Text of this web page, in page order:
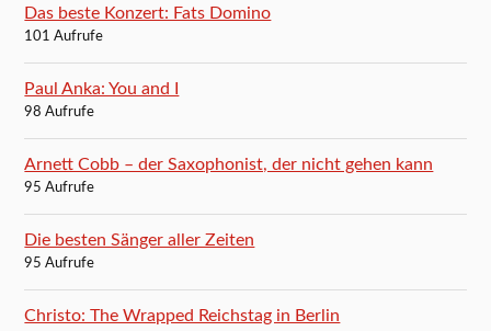
Das beste Konzert: Fats Domino
101 Aufrufe
Paul Anka: You and I
98 Aufrufe
Arnett Cobb – der Saxophonist, der nicht gehen kann
95 Aufrufe
Die besten Sänger aller Zeiten
95 Aufrufe
Christo: The Wrapped Reichstag in Berlin